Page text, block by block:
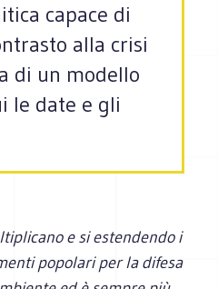
capace di
alla crisi
di un modello
le date e gli
e si estendendo i
popolari per la difesa